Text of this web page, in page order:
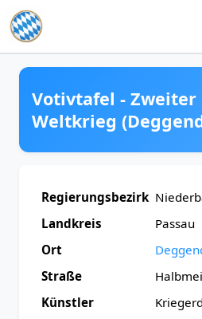
Zum Inhalt springen
Votivtafel - Zweiter
Weltkrieg
Regierungsbezirk
Landkreis
Passau
Ort
Straße
Künstler